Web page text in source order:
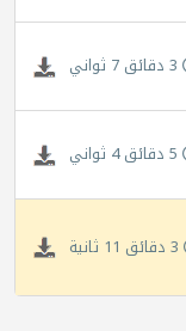
3 دقائق 7 ثواني
5 دقائق 4 ثواني
3 دقائق 11 ثانية